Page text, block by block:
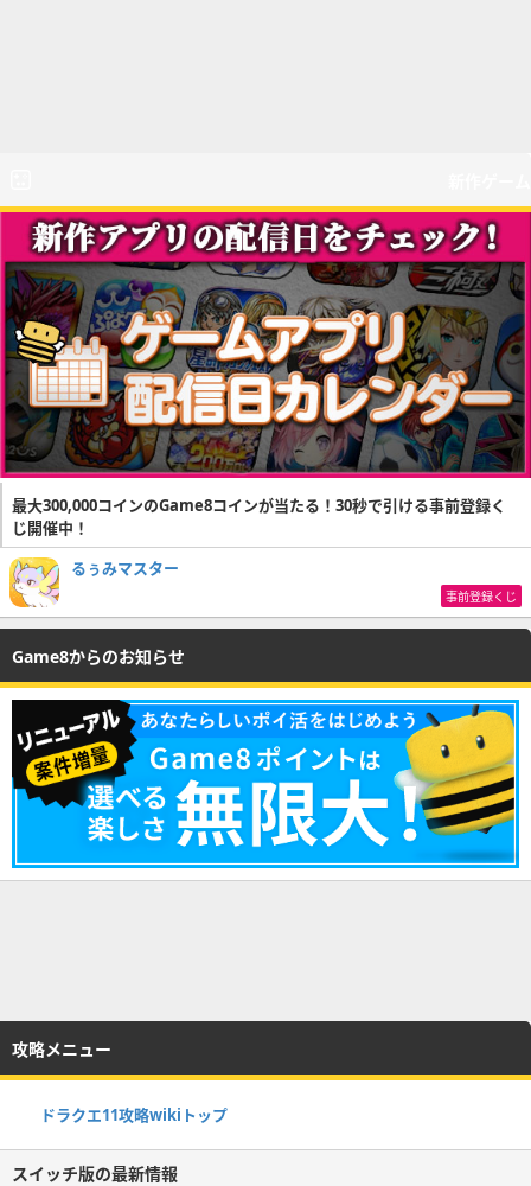
最大300,000コインのGame8コインが当たる！30秒で引ける事前登録く
じ開催中！
るぅみマスター
事前登録くじ
Game8からのお知らせ
攻略メニュー
ドラクエ11攻略wikiトップ
スイッチ版の最新情報